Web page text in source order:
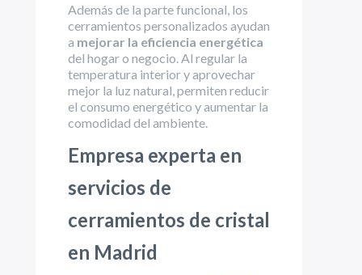
Además de la parte funcional, los
cerramientos personalizados ayudan
a mejorar la eficiencia energética
del hogar o negocio. Al regular la
temperatura interior y aprovechar
mejor la luz natural, permiten reducir
el consumo energético y aumentar la
comodidad del ambiente.
Empresa experta en
servicios de
cerramientos de cristal
en Madrid